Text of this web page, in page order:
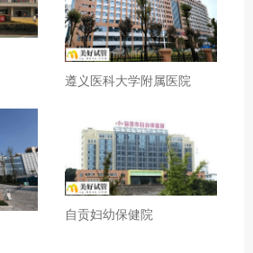
遵义医科大学附属医院
自贡妇幼保健院